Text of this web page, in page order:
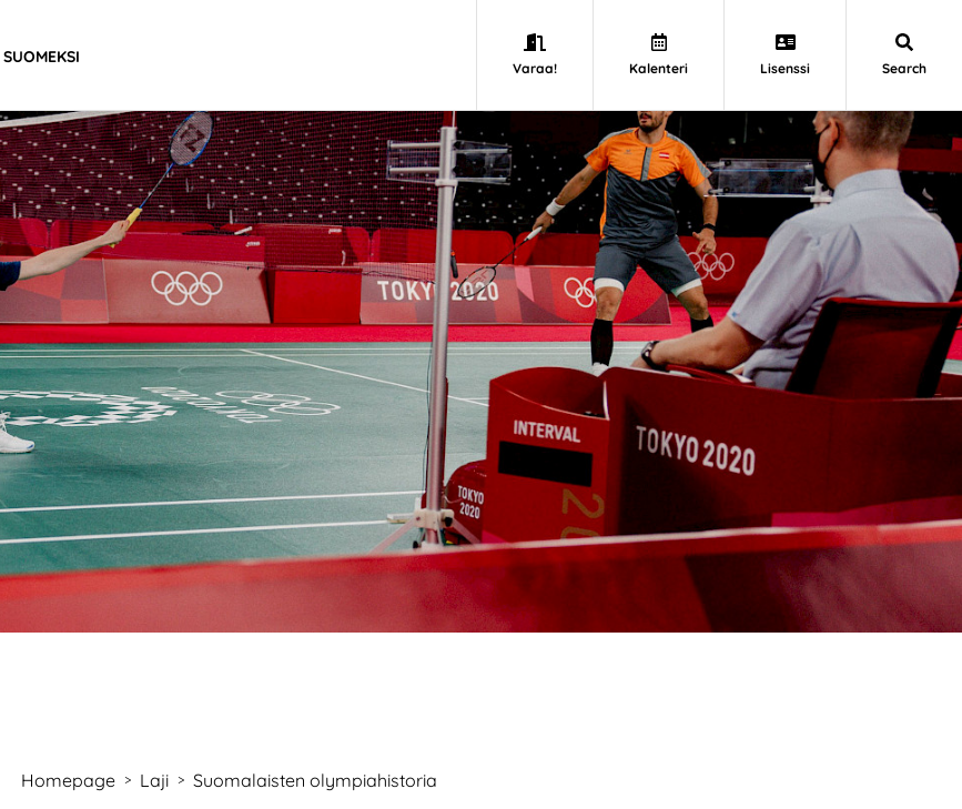
SUOMEKSI
Varaa! Kalenteri Lisenssi Search
Homepage > Laji > Suomalaisten olympiahistoria